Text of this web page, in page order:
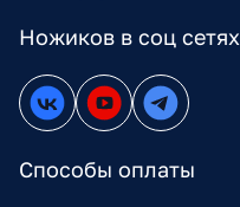
Ножиков в соц сетях
Способы оплаты